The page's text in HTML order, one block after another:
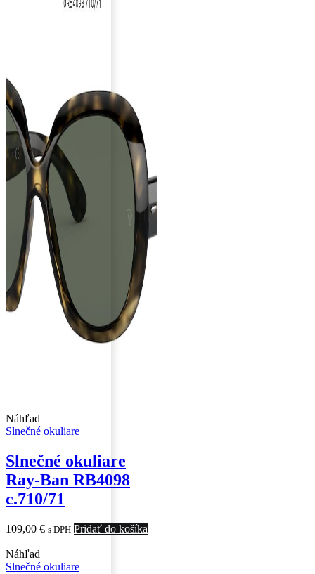
Náhľad
Slnečné okuliare
Slnečné okuliare
Ray-Ban RB4098
c.710/71
109,00 € s DPH Pridať do košíka
Náhľad
Slnečné okuliare